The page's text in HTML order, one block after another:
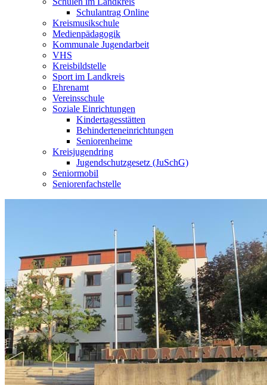
Schulantrag Online
Kreismusikschule
Medienpädagogik
Kommunale Jugendarbeit
VHS
Kreisbildstelle
Sport im Landkreis
Ehrenamt
Vereinsschule
Soziale Einrichtungen
Kindertagesstätten
Behinderteneinrichtungen
Seniorenheime
Kreisjugendring
Jugendschutzgesetz (JuSchG)
Seniormobil
Seniorenfachstelle